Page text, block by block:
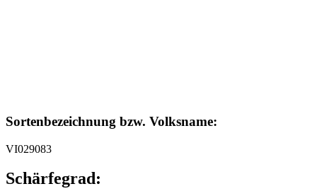
Sortenbezeichnung bzw. Volksname:
VI029083
Schärfegrad: